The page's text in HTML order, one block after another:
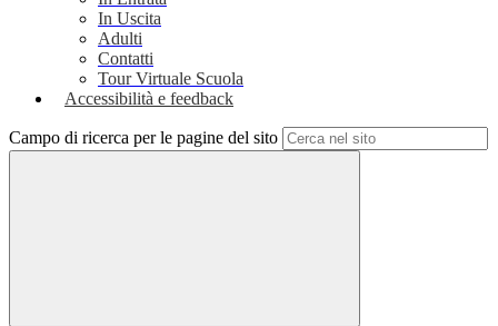
In Uscita
Adulti
Contatti
Tour Virtuale Scuola
Accessibilità e feedback
Campo di ricerca per le pagine del sito